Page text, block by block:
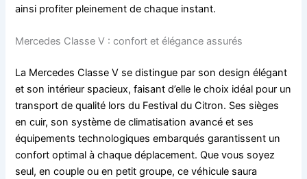
ainsi profiter pleinement de chaque instant.
Mercedes Classe V : confort et élégance assurés
La Mercedes Classe V se distingue par son design élégant
et son intérieur spacieux, faisant d’elle le choix idéal pour un
transport de qualité lors du Festival du Citron. Ses sièges
en cuir, son système de climatisation avancé et ses
équipements technologiques embarqués garantissent un
confort optimal à chaque déplacement. Que vous soyez
seul, en couple ou en petit groupe, ce véhicule saura